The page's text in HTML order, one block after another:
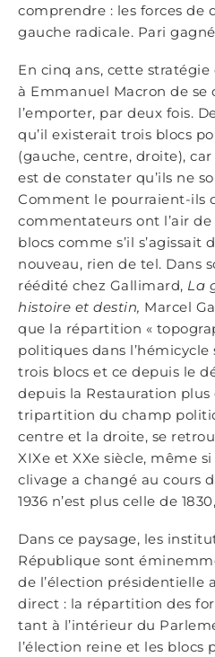
comprendre : les forces de
gauche radicale. Pari
En cinq ans, cette
à Emmanuel Macron de se
l’emporter, par deux fois.
qu’il existerait trois blocs
(gauche, centre, droite),
est de constater qu’ils ne
Comment le pourraient-ils
commentateurs ont l’air
blocs comme s’il s’agissait
nouveau, rien de tel. Dans
réédité chez Gallimard, La
histoire et destin, Marcel
que la répartition «
politiques dans
trois blocs et ce depuis le
depuis la Restauration
tripartition du champ
centre et la droite, se
XIXe et XXe siècle, même
clivage a changé au cours
1936 n’est plus celle de
Dans ce paysage, les
République sont
de l’élection présidentielle
direct : la répartition des
tant à l’intérieur du
l’élection reine et les blocs